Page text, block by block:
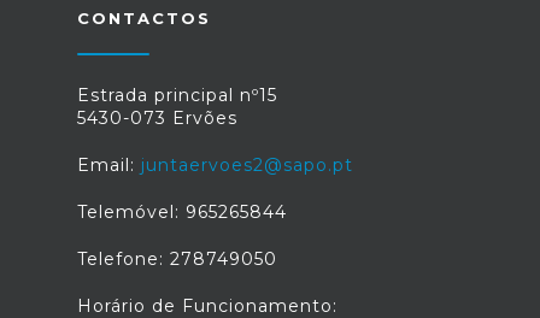
CONTACTOS
Estrada principal nº15
5430-073 Ervões
Email: juntaervoes2@sapo.pt
Telemóvel: 965265844
Telefone: 278749050
Horário de Funcionamento: